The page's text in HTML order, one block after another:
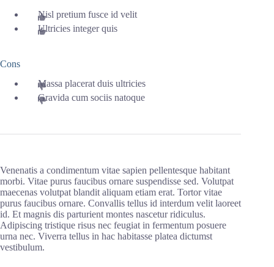
Nisl pretium fusce id velit
Ultricies integer quis
Cons
Massa placerat duis ultricies
Gravida cum sociis natoque
Venenatis a condimentum vitae sapien pellentesque habitant
morbi. Vitae purus faucibus ornare suspendisse sed. Volutpat
maecenas volutpat blandit aliquam etiam erat. Tortor vitae
purus faucibus ornare. Convallis tellus id interdum velit laoreet
id. Et magnis dis parturient montes nascetur ridiculus.
Adipiscing tristique risus nec feugiat in fermentum posuere
urna nec. Viverra tellus in hac habitasse platea dictumst
vestibulum.